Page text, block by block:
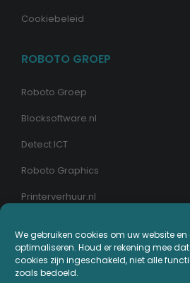
We gebruiken cookies om uw website en
optimaliseren. Houd er rekening mee
cookies zijn ingeschakeld, niet alle
zoals bedoeld.
Cookiebeleid
ROBOTO GROEP
Roboto Groep
Blocksoftware.nl
Detect ICT
Roboto Graphics
Printerverhuur.nl
MIJN PRINTERPLAZA.NL
Bestellingen